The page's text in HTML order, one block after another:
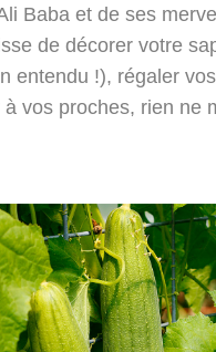
Baba et de ses
de décorer votre
entendu !), régaler
vos proches, rien ne